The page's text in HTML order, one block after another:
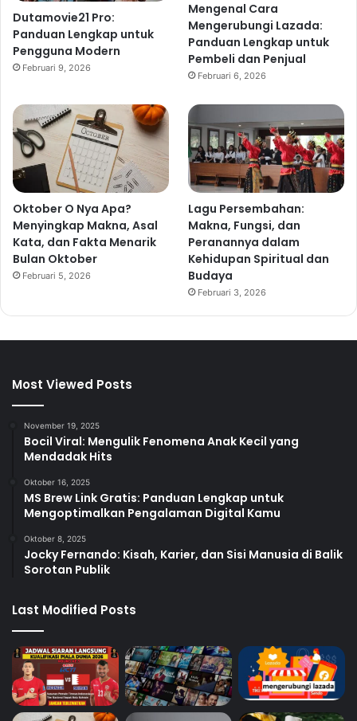
Dutamovie21 Pro:
Panduan Lengkap untuk
Pengguna Modern
Februari 9, 2026
Mengenal Cara
Mengerubungi Lazada:
Panduan Lengkap untuk
Pembeli dan Penjual
Februari 6, 2026
Oktober O Nya Apa?
Menyingkap Makna, Asal
Kata, dan Fakta Menarik
Bulan Oktober
Februari 5, 2026
Lagu Persembahan:
Makna, Fungsi, dan
Peranannya dalam
Kehidupan Spiritual dan
Budaya
Februari 3, 2026
Most Viewed Posts
November 19, 2025
Bocil Viral: Mengulik Fenomena Anak Kecil yang
Mendadak Hits
Oktober 16, 2025
MS Brew Link Gratis: Panduan Lengkap untuk
Mengoptimalkan Pengalaman Digital Kamu
Oktober 8, 2025
Jocky Fernando: Kisah, Karier, dan Sisi Manusia di Balik
Sorotan Publik
Last Modified Posts